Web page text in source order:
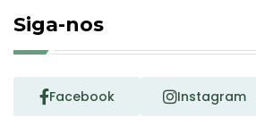
Siga-nos
Facebook Instagram